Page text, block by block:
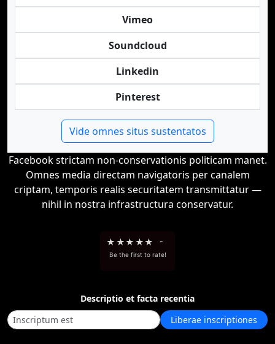
Vimeo
Soundcloud
Linkedin
Pinterest
Vide omnes situs sustentatos
Facebook strictam non-conservationis politicam manet.
Omnes media directam navigatoris per canalem
criptam, temporis realis securitatem transmittatur —
nihil in nostra infrastructura conservatur.
★ ★★ ★★ -
Be the first to rate!
Descriptio et facta recentia
Liberae inscriptiones